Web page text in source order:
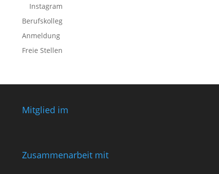
Instagram
Berufskolleg
Anmeldung
Freie Stellen
Mitglied im
Zusammenarbeit mit